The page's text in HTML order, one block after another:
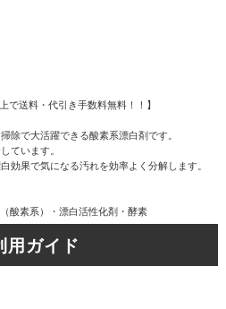
で送料・代引き手数料無料！！】
除で大活躍できる酸素系漂白剤です。
ています。
効果で気になる汚れを効率よく分解します。
酸素系）・漂白活性化剤・酵素
用ガイド